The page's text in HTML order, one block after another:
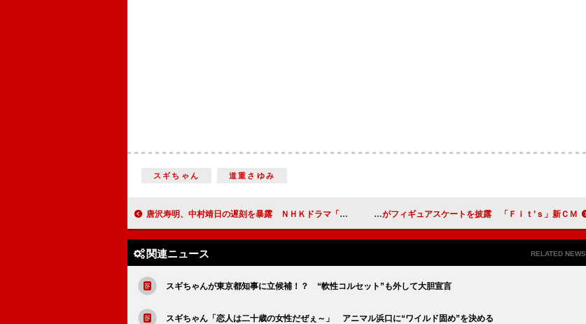
スギちゃん 道重さゆみ
唐沢寿明、中村靖日の遅刻を暴露 ＮＨＫドラマ「メイドインジャパン」 佐々木希と渡辺直美がフィギュアスケートを披露 「Ｆｉｔ’ｓ」新ＣＭ
関連ニュース RELATED NEWS
スギちゃんが東京都知事に立候補！？ “軟性コルセット”も外して大胆宣言
スギちゃん「恋人は二十歳の女性だぜぇ～」 アニマル浜口に“ワイルド固め”を決める